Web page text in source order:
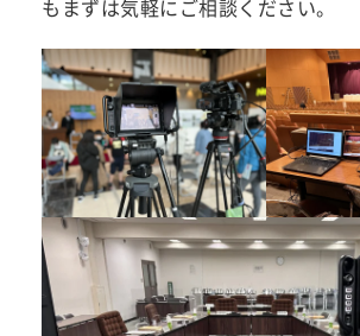
もまずは気軽にご相談ください。